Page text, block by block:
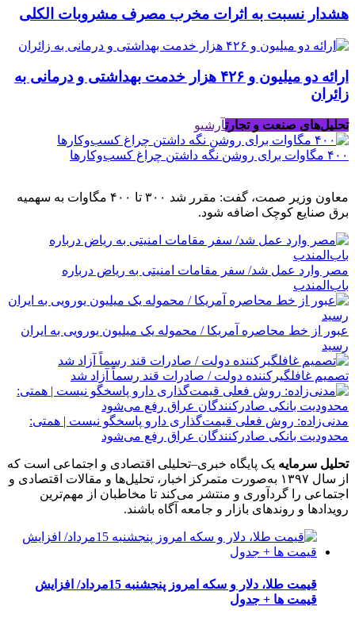
هشدار نسبت به اثرات مخرب مصرف مشروبات الکلی
ارائه دو میلیون و ۴۲۶ هزار خدمت بهداشتی و درمانی به
زائران
تحلیل‌های صنعت و تجارتآرشیو
۴۰۰ مگاوات برای روشن نگه داشتن چراغ کسب‌وکار‌ها
معاون وزیر صمت، گفت: مقرر شد ۳۰۰ تا ۴۰۰ مگاوات به سهمیه
برق صنایع کوچک اضافه شود.
مصر وارد عمل شد/ سفر مقامات امنیتی به ریاض درباره
باب‌المندب
عبور از خط محاصره آمریکا / محموله یک میلیون یورویی به ایران
رسید
تصمیم غافلگیرکننده دولت / صادرات قند رسماً آزاد شد
مدنی‌زاده: روش فعلی قیمت‌گذاری دارو پاسخگو نیست | همتی:
محدودیت بانکی صادرکنندگان عراق رفع می‌شود
تحلیل سرمایه یک پایگاه خبری–تحلیلی اقتصادی و اجتماعی است که
از سال ۱۳۹۷ به‌صورت متمرکز اخبار، تحلیل‌ها و مقالات اقتصادی و
اجتماعی را گردآوری و منتشر می‌کند تا مخاطبان از مهم‌ترین
رویدادها و روندهای بازار و جامعه آگاه باشند.
قیمت طلا، دلار و سکه امروز پنجشنبه 15مرداد/ افزایش
قیمت ها + جدول